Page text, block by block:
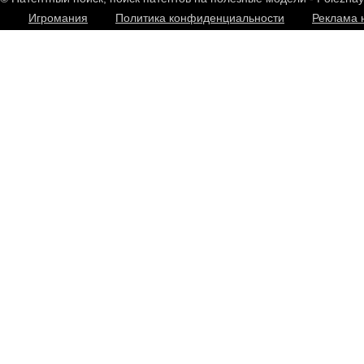
Игромания
Политика конфиденциальности Реклама